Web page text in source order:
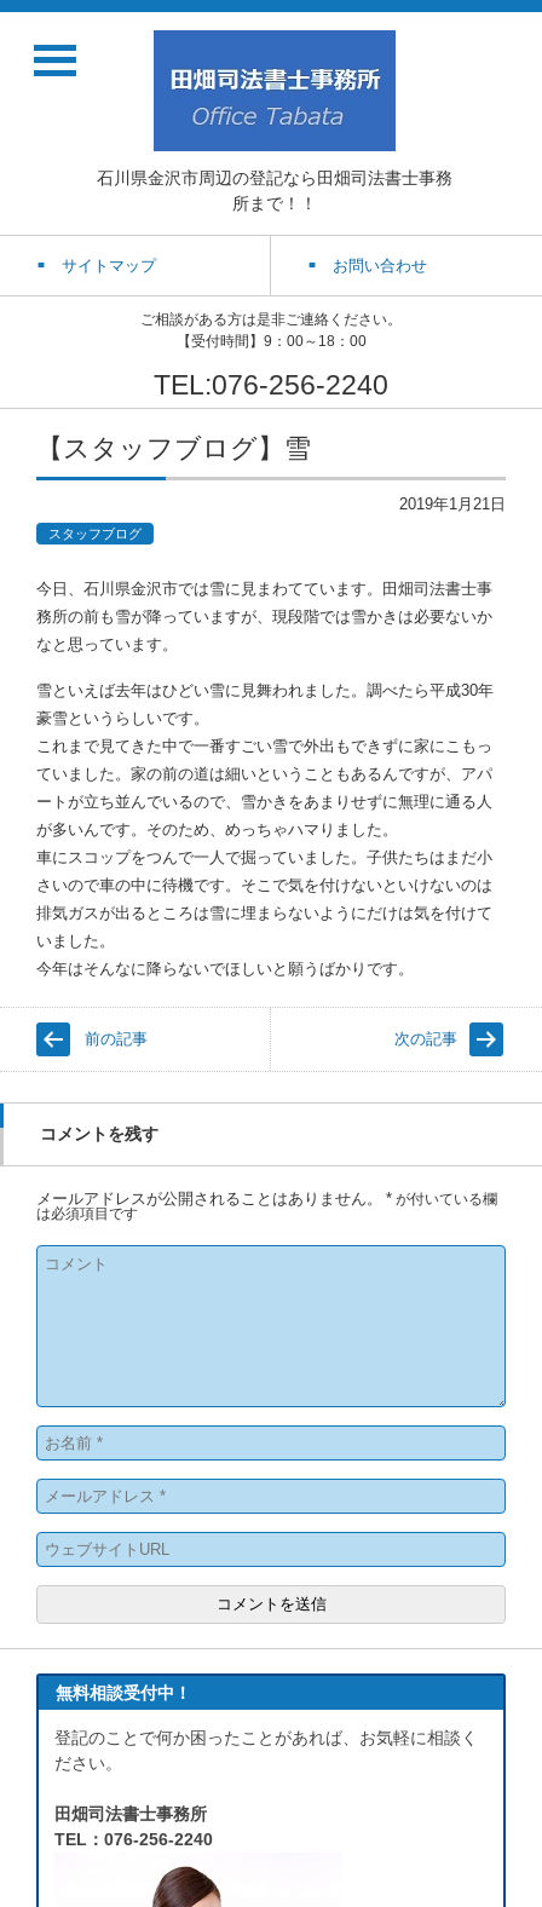
石川県金沢市周辺の登記なら田畑司法書士事務
所まで！！
サイトマップ お問い合わせ
ご相談がある方は是非ご連絡ください。
【受付時間】9：00～18：00
TEL:076-256-2240
【スタッフブログ】雪
2019年1月21日
スタッフブログ
今日、石川県金沢市では雪に見まわてています。田畑司法書士事
務所の前も雪が降っていますが、現段階では雪かきは必要ないか
なと思っています。
雪といえば去年はひどい雪に見舞われました。調べたら平成30年
豪雪というらしいです。
これまで見てきた中で一番すごい雪で外出もできずに家にこもっ
ていました。家の前の道は細いということもあるんですが、アパ
ートが立ち並んでいるので、雪かきをあまりせずに無理に通る人
が多いんです。そのため、めっちゃハマりました。
車にスコップをつんで一人で掘っていました。子供たちはまだ小
さいので車の中に待機です。そこで気を付けないといけないのは
排気ガスが出るところは雪に埋まらないようにだけは気を付けて
いました。
今年はそんなに降らないでほしいと願うばかりです。
前の記事 次の記事
コメントを残す
メールアドレスが公開されることはありません。 * が付いている欄
は必須項目です
無料相談受付中！
登記のことで何か困ったことがあれば、お気軽に相談く
ださい。
田畑司法書士事務所
TEL：076-256-2240